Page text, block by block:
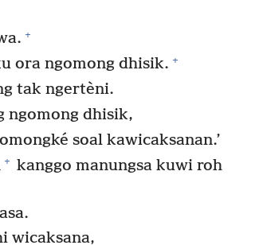
+
ora ngomong dhisik. +
tak ngertèni.
ngomong dhisik,
soal kawicaksanan.’
+ kanggo manungsa kuwi roh
wicaksana,